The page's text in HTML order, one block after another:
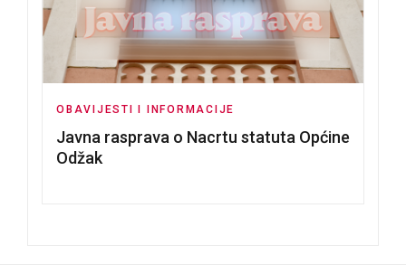
OBAVIJESTI I INFORMACIJE
Javna rasprava o Nacrtu statuta Općine
Odžak